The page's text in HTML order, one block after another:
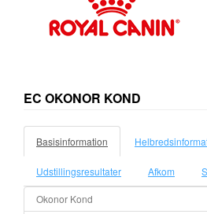
EC OKONOR KOND
Basisinformation
Udstillingsresultater Afkom
Okonor Kond